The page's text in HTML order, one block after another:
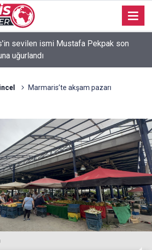
"Körfez'de devam eden savaş
Filistin meselesinden ayırmadı"
Marmaris’te akşam pazarı